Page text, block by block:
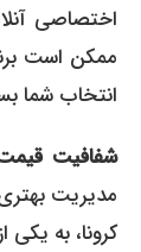
اختصاصی
ممکن است
انتخاب شما
شفافیت
مدیریت
کرونا، به یکی